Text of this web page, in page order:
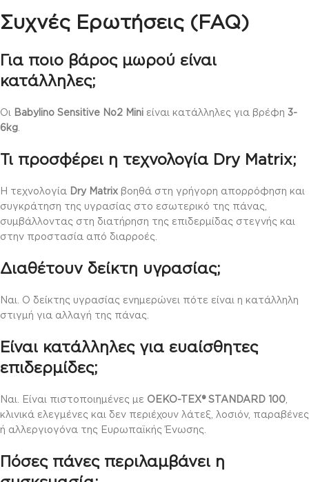
Συχνές Ερωτήσεις (FAQ)
Για ποιο βάρος μωρού είναι
κατάλληλες;
Οι Babylino Sensitive No2 Mini είναι κατάλληλες για βρέφη 3-
6kg.
Τι προσφέρει η τεχνολογία Dry Matrix;
Η τεχνολογία Dry Matrix βοηθά στη γρήγορη απορρόφηση και
συγκράτηση της υγρασίας στο εσωτερικό της πάνας,
συμβάλλοντας στη διατήρηση της επιδερμίδας στεγνής και
στην προστασία από διαρροές.
Διαθέτουν δείκτη υγρασίας;
Ναι. Ο δείκτης υγρασίας ενημερώνει πότε είναι η κατάλληλη
στιγμή για αλλαγή της πάνας.
Είναι κατάλληλες για ευαίσθητες
επιδερμίδες;
Ναι. Είναι πιστοποιημένες με OEKO-TEX® STANDARD 100,
κλινικά ελεγμένες και δεν περιέχουν λάτεξ, λοσιόν, παραβένες
ή αλλεργιογόνα της Ευρωπαϊκής Ένωσης.
Πόσες πάνες περιλαμβάνει η